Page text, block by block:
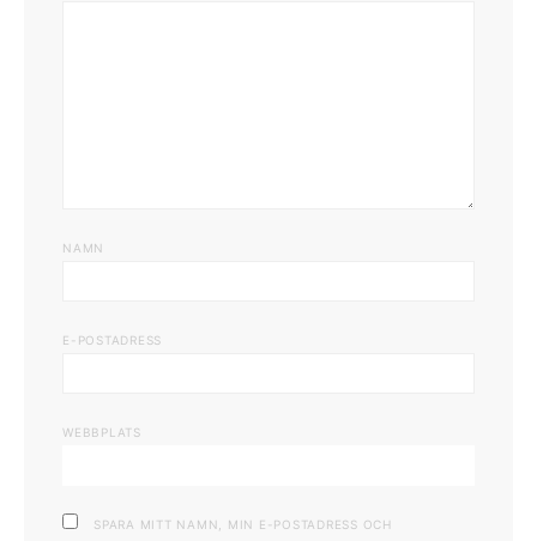
NAMN
E-POSTADRESS
WEBBPLATS
SPARA MITT NAMN, MIN E-POSTADRESS OCH